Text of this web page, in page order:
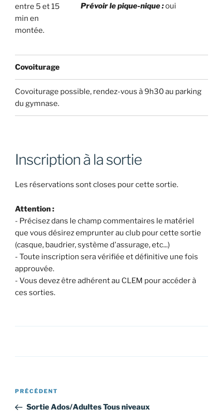
entre 5 et 15
min en
montée.
Prévoir le pique-nique :oui
Covoiturage
Covoiturage possible, rendez-vous à 9h30 au parking
du gymnase.
Inscription à la sortie
Les réservations sont closes pour cette sortie.
Attention :
- Précisez dans le champ commentaires le matériel
que vous désirez emprunter au club pour cette sortie
(casque, baudrier, système d'assurage, etc...)
- Toute inscription sera vérifiée et définitive une fois
approuvée.
- Vous devez être adhérent au CLEM pour accéder à
ces sorties.
Navigation
l’article
Article
précédent
PRÉCÉDENT
Sortie Ados/Adultes Tous niveaux